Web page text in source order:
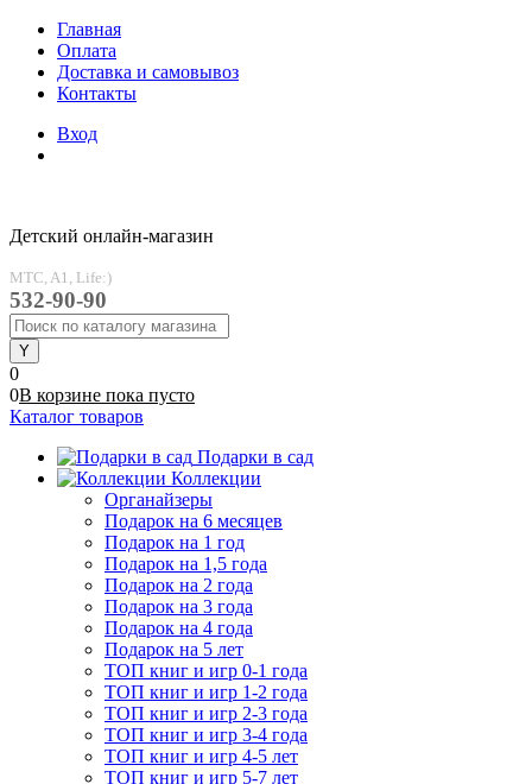
Главная
Оплата
Доставка и самовывоз
Контакты
Вход
Детский онлайн-магазин
MTC, A1, Life:)
532-90-90
0
0В корзине пока пусто
Каталог товаров
Подарки в сад
Коллекции
Органайзеры
Подарок на 6 месяцев
Подарок на 1 год
Подарок на 1,5 года
Подарок на 2 года
Подарок на 3 года
Подарок на 4 года
Подарок на 5 лет
ТОП книг и игр 0-1 года
ТОП книг и игр 1-2 года
ТОП книг и игр 2-3 года
ТОП книг и игр 3-4 года
ТОП книг и игр 4-5 лет
ТОП книг и игр 5-7 лет